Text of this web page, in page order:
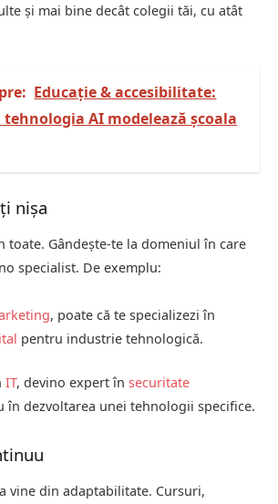
și mai bine decât colegii tăi, cu atât
Educaţie & accesibilitate:
tehnologia AI modelează şcoala
nișa
toate. Gândește-te la domeniul în care
specialist. De exemplu:
, poate că te specializezi în
pentru industrie tehnologică.
IT, devino expert în securitate
în dezvoltarea unei tehnologii specifice.
vine din adaptabilitate. Cursuri,